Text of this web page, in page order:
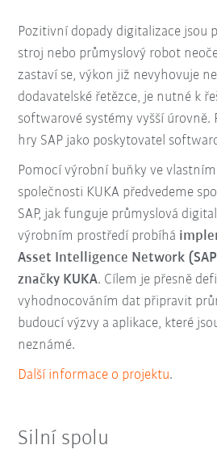
Pozitivní dopady digitalizace jsou
stroj nebo průmyslový robot
zastaví se, výkon již nevyhovuje
dodavatelské řetězce, je nutné k
softwarové systémy vyšší úrovně.
hry SAP jako poskytovatel
Pomocí výrobní buňky ve
společnosti KUKA předvedeme
SAP, jak funguje průmyslová
výrobním prostředí probíhá
Asset Intelligence Network
značky KUKA. Cílem je přesně
vyhodnocováním dat připravit
budoucí výzvy a aplikace, které
neznámé.
Další informace o projektu.
Silní spolu